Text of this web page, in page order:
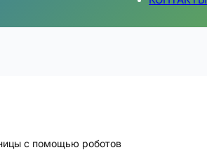
с помощью роботов